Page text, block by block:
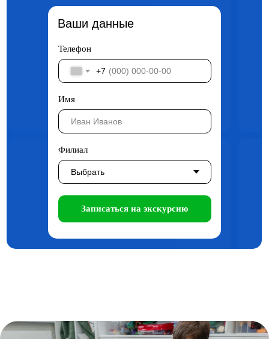
Телефон
+7
Имя
Филиал
Записаться на экскурсию
Ваши данные